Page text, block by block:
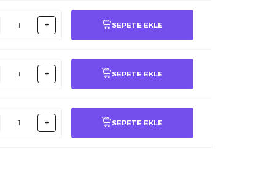
SEPETE EKLE
SEPETE EKLE
SEPETE EKLE